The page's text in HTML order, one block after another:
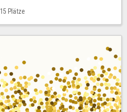
15 Plätze